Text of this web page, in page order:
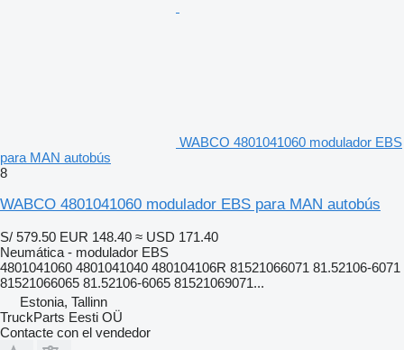
WABCO 4801041060 modulador EBS
para MAN autobús
8
WABCO 4801041060 modulador EBS para MAN autobús
S/ 579.50 EUR 148.40 ≈ USD 171.40
Neumática - modulador EBS
4801041060 4801041040 480104106R 81521066071 81.52106-6071
81521066065 81.52106-6065 81521069071...
Estonia, Tallinn
TruckParts Eesti OÜ
Contacte con el vendedor